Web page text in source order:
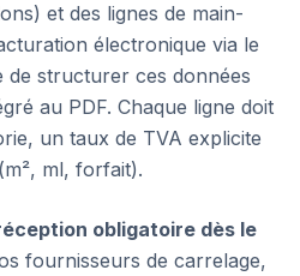
et des lignes de main-
électronique via le
de structurer ces données
au PDF. Chaque ligne doit
un taux de TVA explicite
ml, forfait).
obligatoire dès le
fournisseurs de carrelage,